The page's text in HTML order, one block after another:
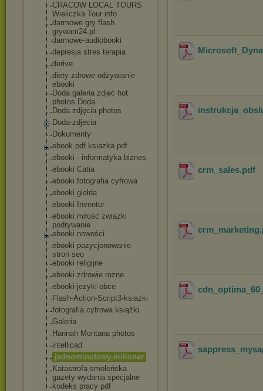
CRACOW LOCAL TOURS
Wieliczka Tour info
darmowe gry flash
grywam24.pl
darmowe-audiobooki
depresja stres terapia
derive
diety zdrowe odżywianie
ebooki
Doda galeria zdjęć hot
photos Doda
Doda zdjęcia photos
Doda-zdjecia
Dokumenty
ebook pdf ksiazka pdf
ebooki - informatyka biznes
ebooki Catia
ebooki fotografia cyfrowa
ebooki giełda
ebooki Inventor
ebooki miłość związki
podrywanie
ebooki nowości
ebooki pozycjonowanie
stron seo
ebooki religijne
ebooki zdrowie rozne
ebooki-jezyki-obce
Flash-Action-Script3-ksiazki
fotografia cyfrowa książki
Galeria
Hannah Montana photos
intellicad
jednominutowy-mil ioner
Katastrofa smoleńska
gazety wydania specjalne
kodeks pracy pdf
crm_sales.pdf
crm_marketing